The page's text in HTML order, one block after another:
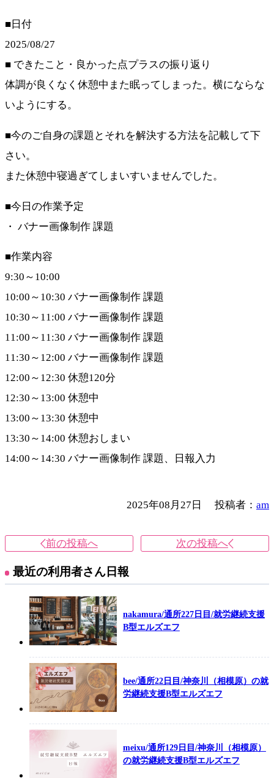
■日付
2025/08/27
■ できたこと・良かった点プラスの振り返り
体調が良くなく休憩中また眠ってしまった。横にならな
いようにする。
■今のご自身の課題とそれを解決する方法を記載して下
さい。
また休憩中寝過ぎてしまいすいませんでした。
■今日の作業予定
・ バナー画像制作 課題
■作業内容
9:30～10:00
10:00～10:30 バナー画像制作 課題
10:30～11:00 バナー画像制作 課題
11:00～11:30 バナー画像制作 課題
11:30～12:00 バナー画像制作 課題
12:00～12:30 休憩120分
12:30～13:00 休憩中
13:00～13:30 休憩中
13:30～14:00 休憩おしまい
14:00～14:30 バナー画像制作 課題、日報入力
2025年08月27日 投稿者： am
前の投稿へ 次の投稿へ
最近の利用者さん日報
nakamura/通所227日目/就労継続支援
B型エルズエフ
bee/通所22日目/神奈川（相模原）の就
労継続支援B型エルズエフ
meixu/通所129日目/神奈川（相模原）
の就労継続支援B型エルズエフ